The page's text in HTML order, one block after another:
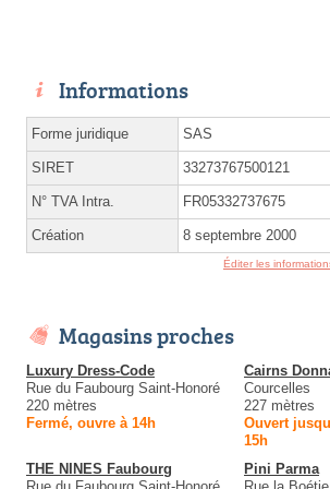
Informations
Forme juridique SAS
SIRET 33273767500121
N° TVA Intra. FR05332737675
Création 8 septembre 2000
Éditer les
Magasins proches
Luxury Dress-Code
Rue du Faubourg Saint-Honoré
220 mètres
Fermé, ouvre à 14h
Cairns
Courcelles
227 mètres
Ouvert
15h
THE NINES Faubourg
Pini Parma